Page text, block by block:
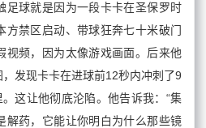
足球就是因为一段卡卡在圣保罗时
方禁区启动、带球狂奔七十米破门
视频，因为太像游戏画面。后来他
发现卡卡在进球前12秒内冲刺了9
这让他彻底沦陷。他告诉我：“集
解药，它能让你明白为什么那些镜